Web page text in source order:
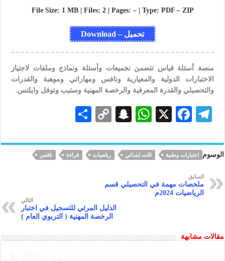
File Size: 1 MB | Files: 2 | Pages: – | Type: PDF – ZIP
تحميل – Download
منصة أسئلة قياس تتضمن تجميعات وأسئلة ونماذج وملفات لاجتياز
الاختبارات الدولية والمعيارية ونافس ومهاراتي وموهبة والقدرات
والتحصيلي والقدرة المعرفية والرخصة المهنية وستيب وتوفل وايلتس.
Te
gr
a
m
F
eb
oo
X
W
at
s
A
S
a
pc
at
C
p
y
k
ar
e
الوسوم اختبارات وطنية ثالث ابتدائي رياضيات قراءة نافس
السابق
ملخصات مهمة في التحصيلي قسم
الرياضيات 2024م
التالي
الدليل المرئي للتسجيل في اختبار
الرخصة المهنية ( التربوي العام )
مقالات مشابهة